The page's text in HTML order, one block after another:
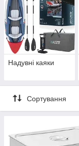
Надувні каяки
Сортування